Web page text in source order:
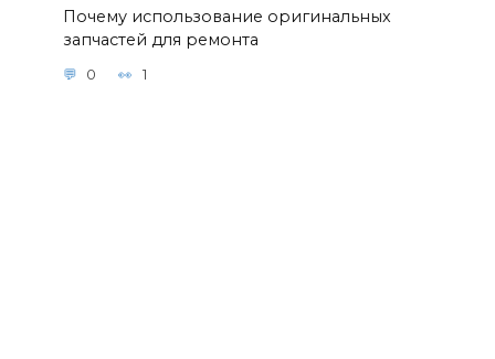
Почему использование оригинальных
запчастей для ремонта
0 1